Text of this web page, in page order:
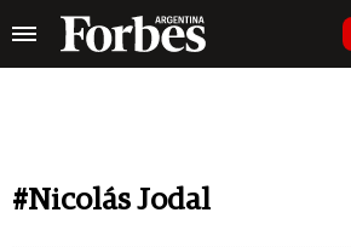
#Nicolás Jodal